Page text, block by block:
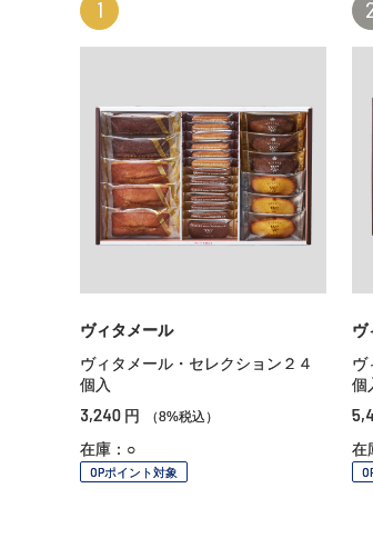
1
ヴィタメール
ヴィタメール・セレクション２４
個入
3,240 円 （8%税込）
在庫：○
OPポイント対象
ヴ
ヴ
個
在